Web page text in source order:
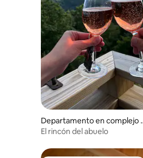
Departamento en complejo r
esidencial en Seven Devils
El rincón del abuelo